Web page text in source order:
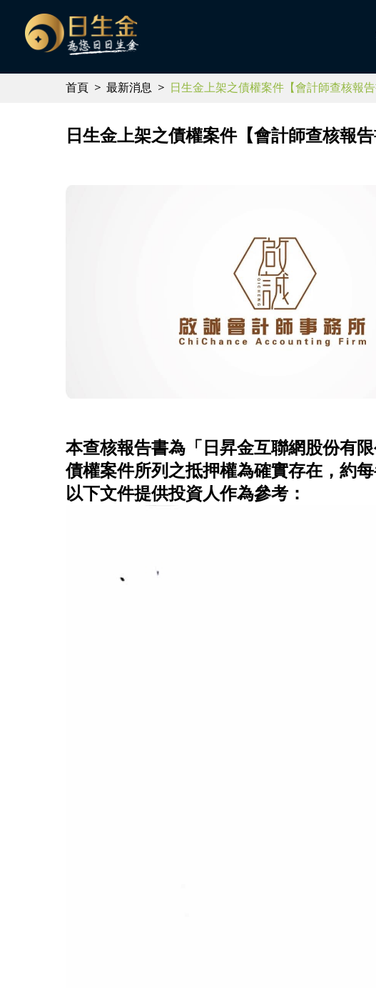
首頁 最新消息 日生金上架之債權案件【會計師查核報告
日生金上架之債權案件【會計師查核報告
本查核報告書為「日昇金互聯網股份有
債權案件所列之抵押權為確實存在，約
以下文件提供投資人作為參考：